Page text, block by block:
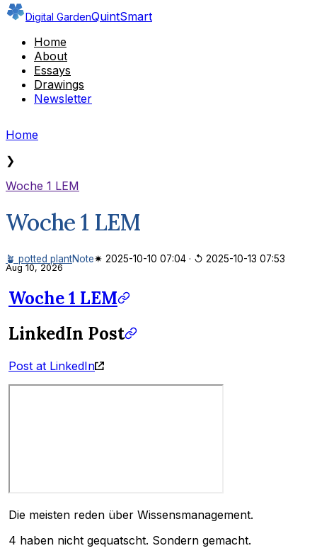
Digital GardenQuintSmart
Home
About
Essays
Drawings
Newsletter
Home
❯
Woche 1 LEM
Woche 1 LEM
🪴 potted plantNote✷ 2025-10-10 07:04 · ↺ 2025-10-13 07:53
Aug 10, 2026
Woche 1 LEM
LinkedIn Post
Post at LinkedIn
Die meisten reden über Wissensmanagement.
4 haben nicht gequatscht. Sondern gemacht.